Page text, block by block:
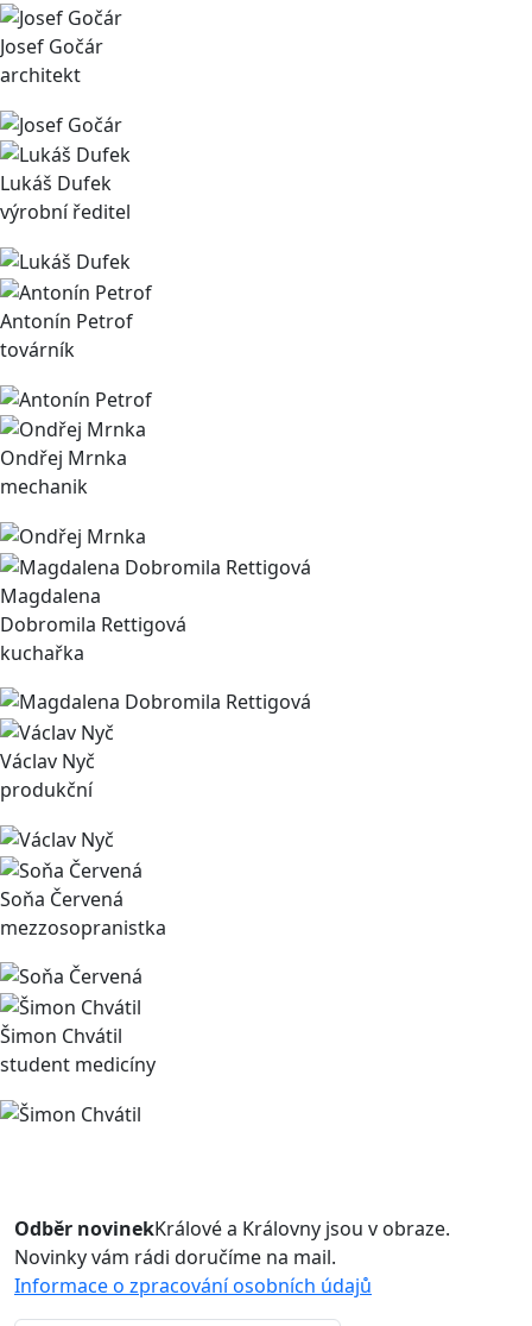
Josef Gočár
architekt
Lukáš Dufek
výrobní ředitel
Antonín Petrof
továrník
Ondřej Mrnka
mechanik
Magdalena
Dobromila Rettigová
kuchařka
Václav Nyč
produkční
Soňa Červená
mezzosopranistka
Šimon Chvátil
student medicíny
Odběr novinekKrálové a Královny jsou v obraze.
Novinky vám rádi doručíme na mail.
Informace o zpracování osobních údajů